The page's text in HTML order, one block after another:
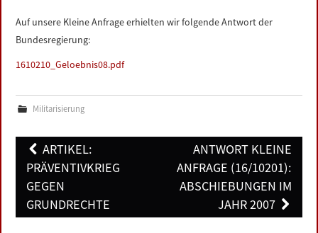
DATENSCHUTZERKLÄRUNG
Auf unsere Kleine Anfrage erhielten wir folgende Antwort der
Bundesregierung:
1610210_Geloebnis08.pdf
Militarisierung
Post
navigation
ARTIKEL:
PRÄVENTIVKRIEG
GEGEN
GRUNDRECHTE
ANTWORT KLEINE
ANFRAGE (16/10201):
ABSCHIEBUNGEN IM
JAHR 2007